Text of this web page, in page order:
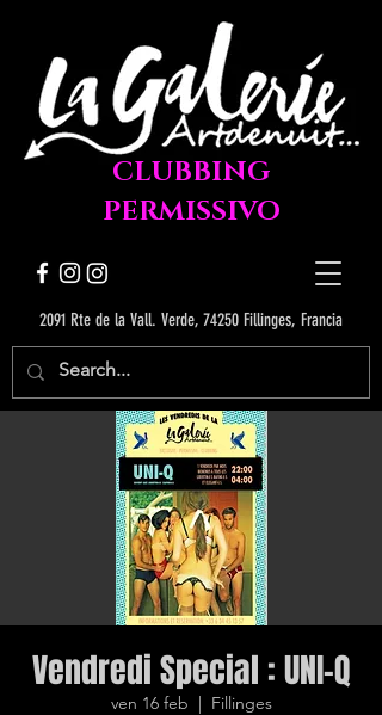
2091 Rte de la Vall. Verde, 74250 Fillinges, Francia
CLUBBING
PERMISSIVO
Vendredi Special : UNI-Q
ven 16 feb
  |
Fillinges